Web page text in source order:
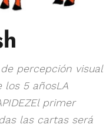
percepción visual
los 5 añosLA
primer
las cartas será